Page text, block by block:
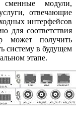
модули,
отвечающие
интерфейсов
для соответствия
может получить
систему в будущем
этапе.